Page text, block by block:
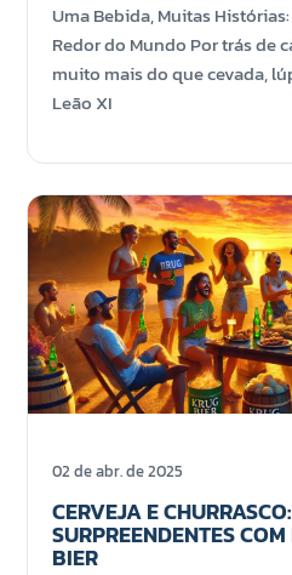
Uma Bebida, Muitas
Redor do Mundo Por trás de
muito mais do que cevada,
Leão XI
02 de abr. de 2025
CERVEJA E
SURPREENDENTES
BIER